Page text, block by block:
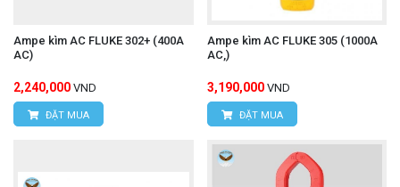
Ampe kìm AC FLUKE 302+ (400A
AC)
2,240,000 VND
ĐẶT MUA
Ampe kìm AC FLUKE 305 (1000A
AC,)
3,190,000 VND
ĐẶT MUA